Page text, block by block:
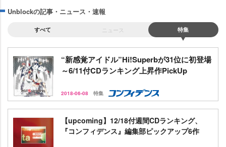
Unblockの記事・ニュース・速報
すべて ニュース 特集
“新感覚アイドル”Hi!Superbが31位に初登場
～6/11付CDランキング上昇作PickUp
2018-06-08 特集
【upcoming】12/18付週間CDランキング、
『コンフィデンス』編集部ピックアップ6作